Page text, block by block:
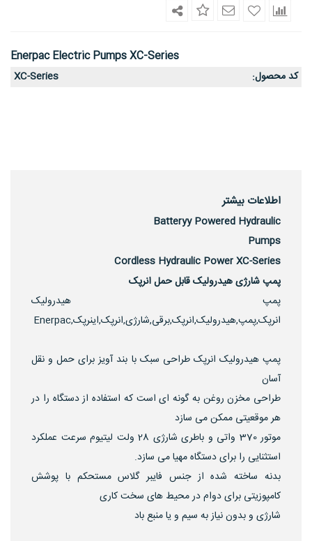
Enerpac Electric Pumps XC-Series
کد محصول:
XC-Series
اطلاعات بیشتر
Batteryy Powered Hydraulic
Pumps
Cordless Hydraulic Power XC-Series
پمپ شارژی هیدرولیک قابل حمل انرپک
پمپ هیدرولیک
انرپک,پمپ,هیدرولیک,انرپک,برقی,شارژی,انرپک,اینرپک,Enerpac
پمپ هیدرولیک انرپک طراحی سبک با بند آویز برای حمل و نقل
آسان
طراحی مخزن روغن به گونه ای است که استفاده از دستگاه را در
هر موقعیتی ممکن می سازد
موتور 370 واتی و باطری شارژی 28 ولت لیتیوم سرعت عملکرد
استثنایی را برای دستگاه مهیا می سازد.
بدنه ساخته شده از جنس فایبر گلاس مستحکم با پوشش
کامپوزیتی برای دوام در محیط های سخت کاری
شارژی و بدون نیاز به سیم و یا منبع باد